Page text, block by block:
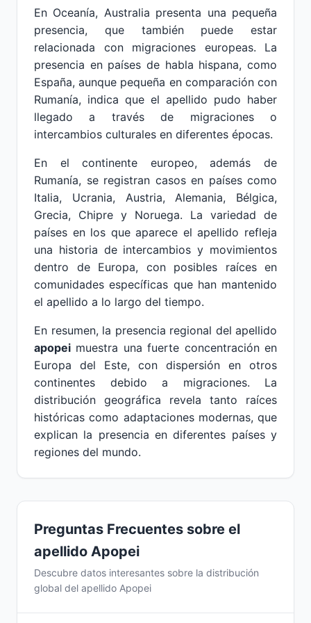
En Oceanía, Australia presenta una pequeña
presencia, que también puede estar
relacionada con migraciones europeas. La
presencia en países de habla hispana, como
España, aunque pequeña en comparación con
Rumanía, indica que el apellido pudo haber
llegado a través de migraciones o
intercambios culturales en diferentes épocas.
En el continente europeo, además de
Rumanía, se registran casos en países como
Italia, Ucrania, Austria, Alemania, Bélgica,
Grecia, Chipre y Noruega. La variedad de
países en los que aparece el apellido refleja
una historia de intercambios y movimientos
dentro de Europa, con posibles raíces en
comunidades específicas que han mantenido
el apellido a lo largo del tiempo.
En resumen, la presencia regional del apellido
apopei muestra una fuerte concentración en
Europa del Este, con dispersión en otros
continentes debido a migraciones. La
distribución geográfica revela tanto raíces
históricas como adaptaciones modernas, que
explican la presencia en diferentes países y
regiones del mundo.
Preguntas Frecuentes sobre el
apellido Apopei
Descubre datos interesantes sobre la distribución
global del apellido Apopei